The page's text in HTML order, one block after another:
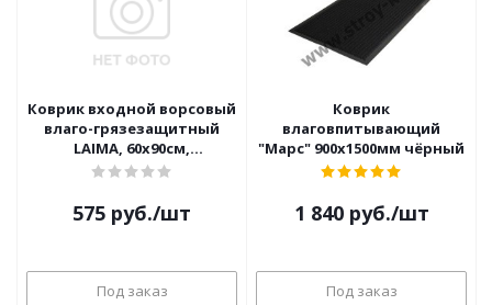
Коврик входной ворсовый
влаго-грязезащитный
LAIMA, 60х90см,
ребристый, СЕРЫЙ, 602867
575 руб./шт
Под заказ
Коврик
влаговпитывающий
"Марс" 900х1500мм чёрный
1 840руб./шт
Под заказ